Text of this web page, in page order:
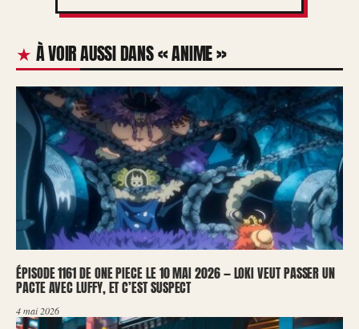
À VOIR AUSSI DANS « ANIME »
ÉPISODE 1161 DE ONE PIECE LE 10 MAI 2026 — LOKI VEUT PASSER UN
PACTE AVEC LUFFY, ET C’EST SUSPECT
4 mai 2026